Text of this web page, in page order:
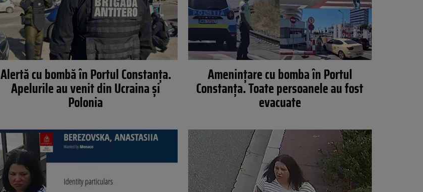
Alertă cu bombă în Portul Constanța.
Apelurile au venit din Ucraina și
Polonia
Amenințare cu bomba în Portul
Constanța. Toate persoanele au fost
evacuate